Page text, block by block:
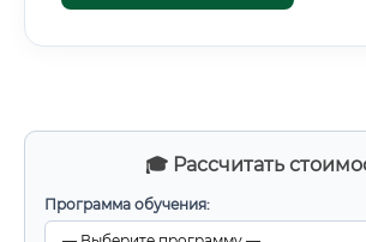
🎓 Рассчитать
Программа обучения: